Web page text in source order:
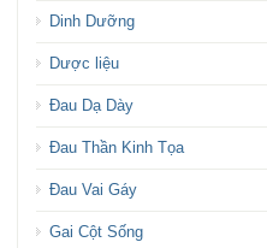
Dinh Dưỡng
Dược liệu
Đau Dạ Dày
Đau Thần Kinh Tọa
Đau Vai Gáy
Gai Cột Sống